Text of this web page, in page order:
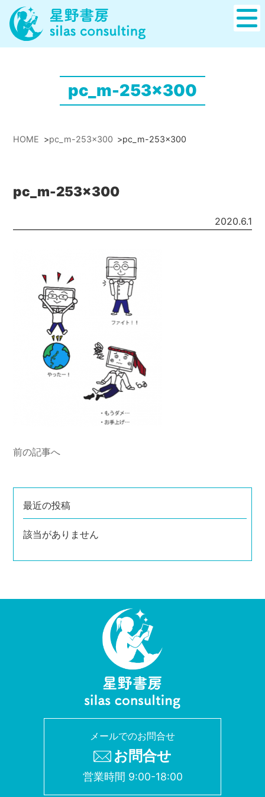
pc_m-253x300
HOME >pc_m-253x300 >pc_m-253x300
pc_m-253x300
2020.6.1
前の記事へ
最近の投稿
該当がありません
メールでのお問合せ
お問合せ
営業時間 9:00-18:00